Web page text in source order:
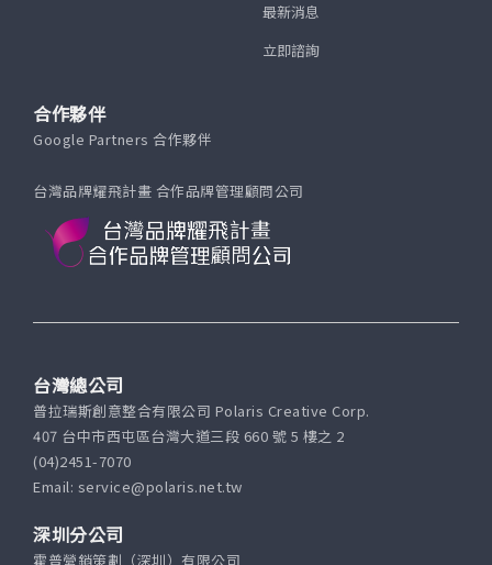
最新消息
立即諮詢
合作夥伴
Google Partners 合作夥伴
台灣品牌耀飛計畫 合作品牌管理顧問公司
台灣總公司
普拉瑞斯創意整合有限公司 Polaris Creative Corp.
407 台中市西屯區台灣大道三段 660 號 5 樓之 2
(04)2451-7070
Email: service@polaris.net.tw
深圳分公司
霍普營銷策劃（深圳）有限公司